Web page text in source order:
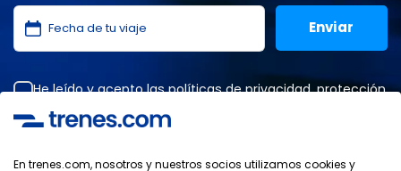
He leído y acepto laspolíticas de privacidad,protección
SOLUTIONS.
En trenes.com, nosotros y nuestros socios utilizamos cookies y